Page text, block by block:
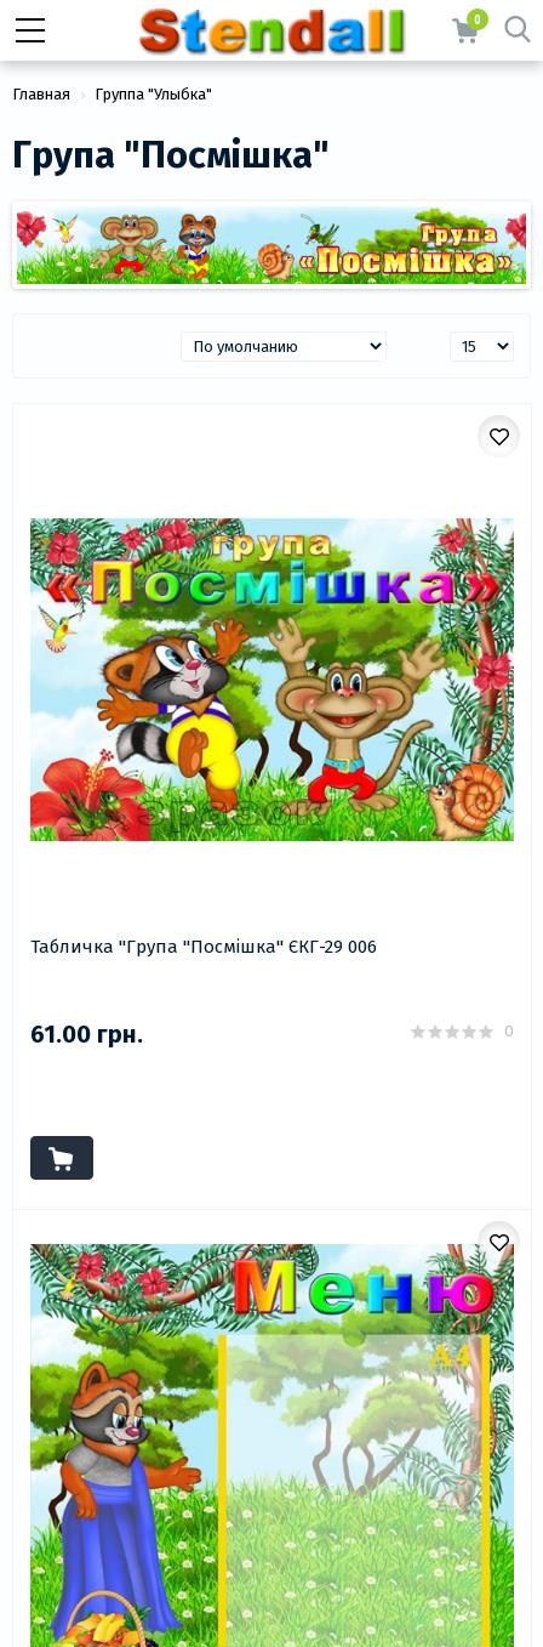
0
Главная Группа "Улыбка"
Група "Посмішка"
Табличка "Група "Посмішка" ЄКГ-29 006
61.00 грн. 0